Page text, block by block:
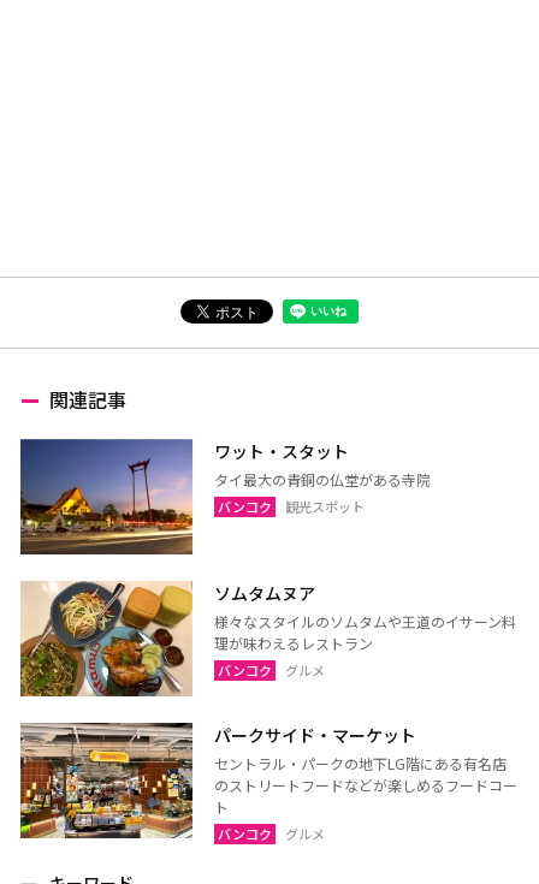
関連記事
ワット・スタット
タイ最大の青銅の仏堂がある寺院
バンコク 観光スポット
ソムタムヌア
様々なスタイルのソムタムや王道のイサーン料
理が味わえるレストラン
バンコク グルメ
パークサイド・マーケット
セントラル・パークの地下LG階にある有名店
のストリートフードなどが楽しめるフードコー
ト
バンコク グルメ